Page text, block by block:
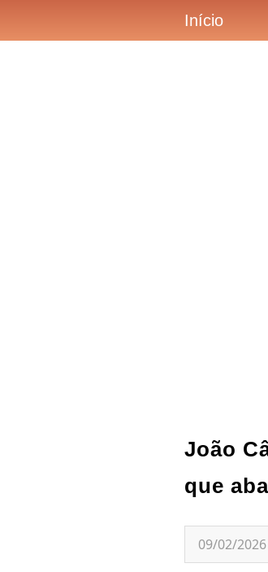
Início
João
que
09/02/2026